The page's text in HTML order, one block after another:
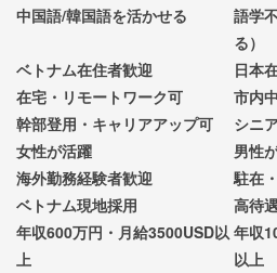
中国語/韓国語を活かせる
語学
る）
ベトナム在住者歓迎
日本
在宅・リモートワーク可
市内
幹部登用・キャリアアップ可
シニ
女性が活躍
男性
海外勤務経験者歓迎
駐在
ベトナム現地採用
高待
年収600万円・月給3500USD以
上
年収
以上